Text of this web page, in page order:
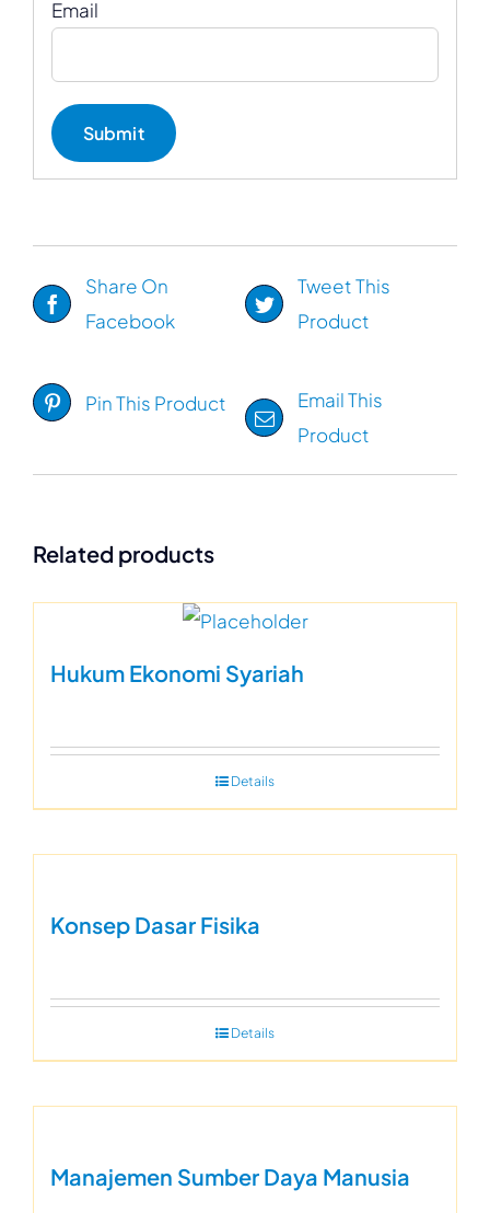
Email
Share On
Facebook
Tweet This
Product
Pin This Product
Email This
Product
Related products
Hukum Ekonomi Syariah
Details
Konsep Dasar Fisika
Details
Manajemen Sumber Daya Manusia